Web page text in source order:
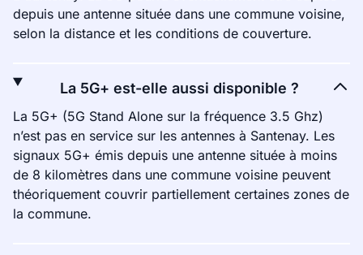
depuis une antenne située dans une commune voisine,
selon la distance et les conditions de couverture.
La 5G+ est-elle aussi disponible ?
La 5G+ (5G Stand Alone sur la fréquence 3.5 Ghz)
n’est pas en service sur les antennes à Santenay. Les
signaux 5G+ émis depuis une antenne située à moins
de 8 kilomètres dans une commune voisine peuvent
théoriquement couvrir partiellement certaines zones de
la commune.